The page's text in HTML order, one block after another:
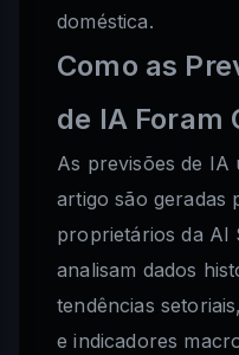
doméstica.
Como as
de IA Foram
As previsões de IA
artigo são geradas
proprietários da AI
analisam dados
tendências
e indicadores